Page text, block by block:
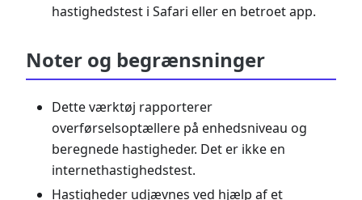
hastighedstest i Safari eller en betroet app.
Noter og begrænsninger
Dette værktøj rapporterer
overførselsoptællere på enhedsniveau og
beregnede hastigheder. Det er ikke en
internethastighedstest.
Hastigheder udjævnes ved hjælp af et